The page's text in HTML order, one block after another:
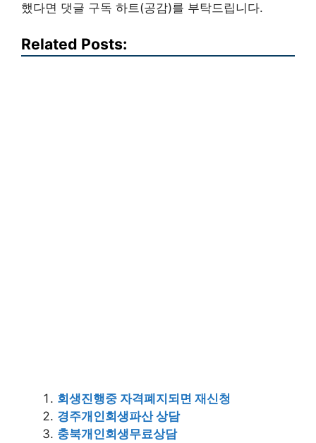
했다면 댓글 구독 하트(공감)를 부탁드립니다.
Related Posts:
회생진행중 자격폐지되면 재신청
경주개인회생파산 상담
충북개인회생무료상담